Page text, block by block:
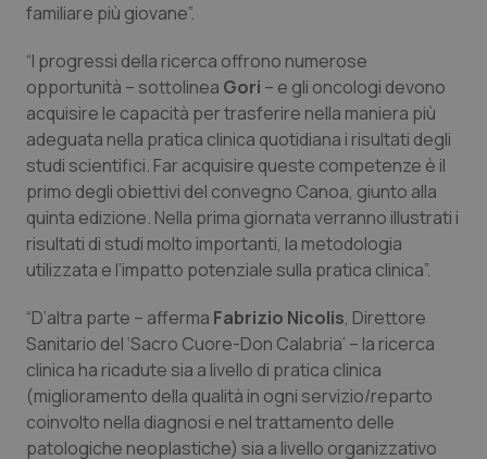
familiare più giovane”.
“I progressi della ricerca offrono numerose
opportunità – sottolinea Gori – e gli oncologi devono
acquisire le capacità per trasferire nella maniera più
adeguata nella pratica clinica quotidiana i risultati degli
studi scientifici. Far acquisire queste competenze è il
primo degli obiettivi del convegno Canoa, giunto alla
quinta edizione. Nella prima giornata verranno illustrati i
risultati di studi molto importanti, la metodologia
utilizzata e l’impatto potenziale sulla pratica clinica”.
“D’altra parte – afferma Fabrizio Nicolis, Direttore
Sanitario del ‘Sacro Cuore-Don Calabria’ – la ricerca
clinica ha ricadute sia a livello di pratica clinica
(miglioramento della qualità in ogni servizio/reparto
coinvolto nella diagnosi e nel trattamento delle
patologiche neoplastiche) sia a livello organizzativo